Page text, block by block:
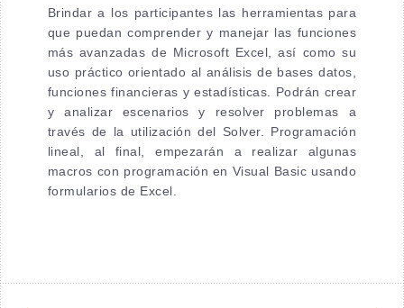
Brindar a los participantes las herramientas para
que puedan comprender y manejar las funciones
más avanzadas de Microsoft Excel, así como su
uso práctico orientado al análisis de bases datos,
funciones financieras y estadísticas. Podrán crear
y analizar escenarios y resolver problemas a
través de la utilización del Solver. Programación
lineal, al final, empezarán a realizar algunas
macros con programación en Visual Basic usando
formularios de Excel.